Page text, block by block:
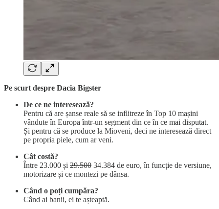
Pe scurt despre Dacia Bigster
De ce ne interesează?
Pentru că are șanse reale să se inflitreze în Top 10 mașini
vândute în Europa într-un segment din ce în ce mai disputat.
Și pentru că se produce la Mioveni, deci ne interesează direct
pe propria piele, cum ar veni.
Cât costă?
Între 23.000 și 29.500 34.384 de euro, în funcție de versiune,
motorizare și ce montezi pe dânsa.
Când o poți cumpăra?
Când ai banii, ei te așteaptă.